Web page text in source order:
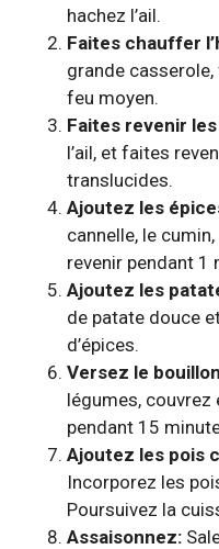
hachez l’ail.
Faites chauffer
grande casserole,
feu moyen.
Faites revenir
l’ail, et faites
translucides.
Ajoutez les
cannelle, le
revenir pendant 1
Ajoutez les
de patate douce
d’épices.
Versez le
légumes,
pendant 15
Ajoutez les pois
Incorporez les
Poursuivez la
Assaisonnez: